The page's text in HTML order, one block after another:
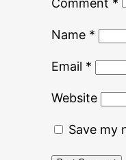
Comment *
Name *
Email *
Website
Save my